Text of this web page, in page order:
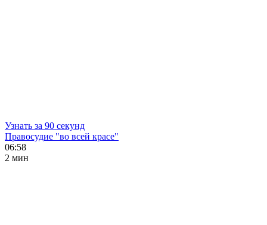
Узнать за 90 секунд
Правосудие "во всей красе"
06:58
2 мин